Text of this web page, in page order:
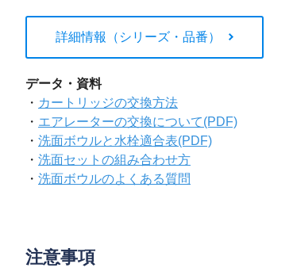
詳細情報（シリーズ・品番）
データ・資料
・ カートリッジの交換方法
・ エアレーターの交換について(PDF)
・ 洗面ボウルと水栓適合表(PDF)
・ 洗面セットの組み合わせ方
・ 洗面ボウルのよくある質問
注意事項